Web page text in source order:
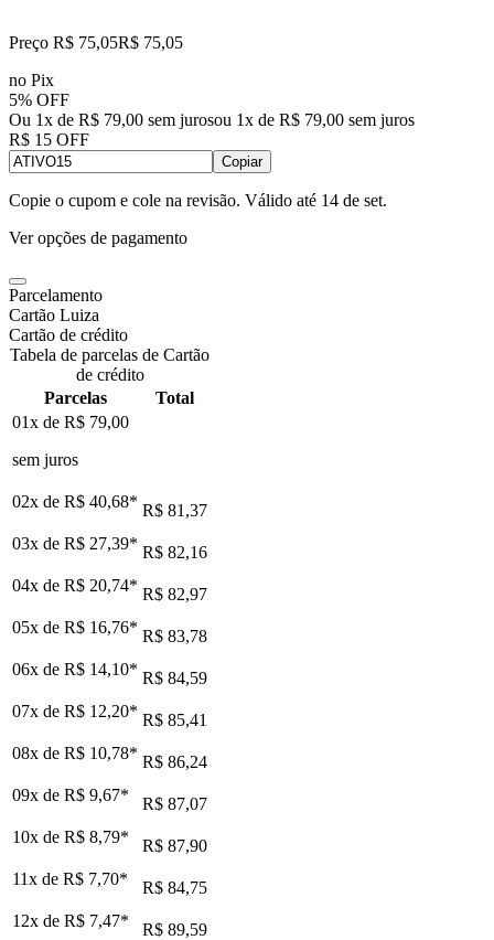
Preço R$ 75,05R$ 75,05
no Pix
5% OFF
Ou 1x de R$ 79,00 sem jurosou 1x de R$ 79,00 sem juros
R$ 15 OFF
Copiar
Copie o cupom e cole na revisão. Válido até 14 de set.
Ver opções de pagamento
Parcelamento
Cartão Luiza
Cartão de crédito
Tabela de parcelas de Cartão
de crédito
Parcelas
Total
01x de R$ 79,00
sem juros
02x de R$ 40,68* R$ 81,37
03x de R$ 27,39* R$ 82,16
04x de R$ 20,74* R$ 82,97
05x de R$ 16,76* R$ 83,78
06x de R$ 14,10* R$ 84,59
07x de R$ 12,20* R$ 85,41
08x de R$ 10,78* R$ 86,24
09x de R$ 9,67*
R$ 87,07
10x de R$ 8,79*
R$ 87,90
11x de R$ 7,70*
R$ 84,75
12x de R$ 7,47* R$ 89,59